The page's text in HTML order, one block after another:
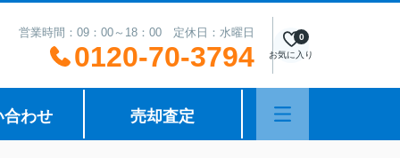
営業時間：09：00～18：00 定休日：水曜日
0120-70-3794 お気に入り
0
合わせ 売却査定